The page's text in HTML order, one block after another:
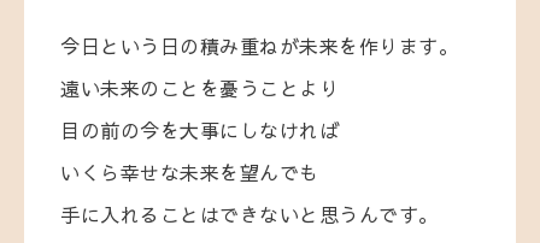
今日という日の積み重ねが未来を作ります。
遠い未来のことを憂うことより
目の前の今を大事にしなければ
いくら幸せな未来を望んでも
手に入れることはできないと思うんです。